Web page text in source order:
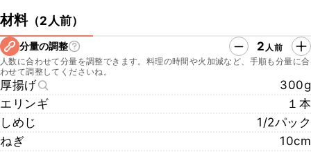
材料（2人前）
分量の調整 2 人前
人数に合わせて分量を調整できます。料理の時間や火加減など、手順も分量に合
わせて調整してくださいね。
厚揚げ
300g
エリンギ
１本
しめじ
1/2パック
ねぎ
10cm